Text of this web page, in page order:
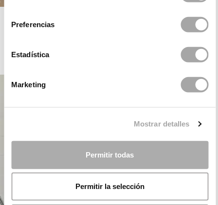
consentimiento
Preferencias
Estadística
Marketing
Mostrar detalles
Permitir todas
Permitir la selección